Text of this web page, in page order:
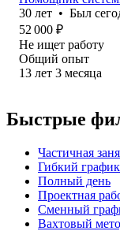
30 лет • Был
52 000 ₽
Не ищет работу
Общий опыт
13 лет 3 месяца
Быстрые
Частичная
Гибкий график
Полный день
Проектная
Сменный
Вахтовый